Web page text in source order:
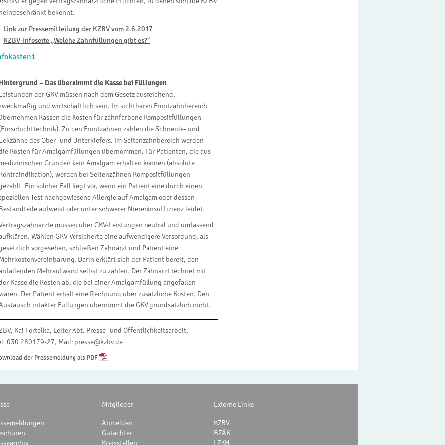
bekennt.
Link zur Pressemitteilung der KZBV vom 2.6.2017
KZBV-Infoseite „Welche Zahnfüllungen gibt es?“
Hintergrund – Das übernimmt die Kasse bei Füllungen
Leistungen der GKV müssen nach dem Gesetz ausreichend,
und wirtschaftlich sein. Im sichtbaren Frontzahnbereich
übernehmen Kassen die Kosten für zahnfarbene Kompositfüllungen
(Einschichttechnik). Zu den Frontzähnen zählen die Schneide- und
Eckzähne des Ober- und Unterkiefers. Im Seitenzahnbereich werden
Kosten für Amalgamfüllungen übernommen. Für Patienten, die aus
medizinischen Gründen kein Amalgam erhalten können (absolute
Kontraindikation), werden bei Seitenzähnen Kompositfüllungen
Ein solcher Fall liegt vor, wenn ein Patient eine durch einen
Test nachgewiesene Allergie auf Amalgam oder dessen
Bestandteile aufweist oder unter schwerer Niereninsuffizienz leidet.
müssen über GKV-Leistungen neutral und umfassend
Wählen GKV-Versicherte eine aufwendigere Versorgung, als
vorgesehen, schließen Zahnarzt und Patient eine
Mehrkostenvereinbarung. Darin erklärt sich der Patient bereit, den
Mehraufwand selbst zu zahlen. Der Zahnarzt rechnet mit
Kasse die Kosten ab, die bei einer Amalgamfüllung angefallen
Der Patient erhält eine Rechnung über zusätzliche Kosten. Den
intakter Füllungen übernimmt die GKV grundsätzlich nicht.
Kai Fortelka, Leiter Abt. Presse- und Öffentlichkeitsarbeit,
030 280179-27, Mail: presse@kzbv.de
der Pressemeldung als PDF
Mitglieder
Anmelden
Gutachter
Kreisstellen
Externe Links
KZBV
BZÄK
LZKH